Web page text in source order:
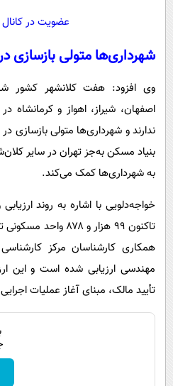
عضویت در کانال
شهرداری‌ها متولی بازسازی در ۷ کلانشهر
وی افزود: هفت کلانشهر کشور
اصفهان، شیراز، اهواز و کرمانشاه
ندارند و شهرداری‌ها متولی بازسازی
بنیاد مسکن به‌جز تهران در سایر
به شهرداری‌ها کمک می‌کند.
خواجه‌دلویی با اشاره به روند
تاکنون ۹۹ هزار و
همکاری کارشناسان مرکز
مهندسی ارزیابی شده است و این
تأیید مالک، مبنای آغاز عملیات